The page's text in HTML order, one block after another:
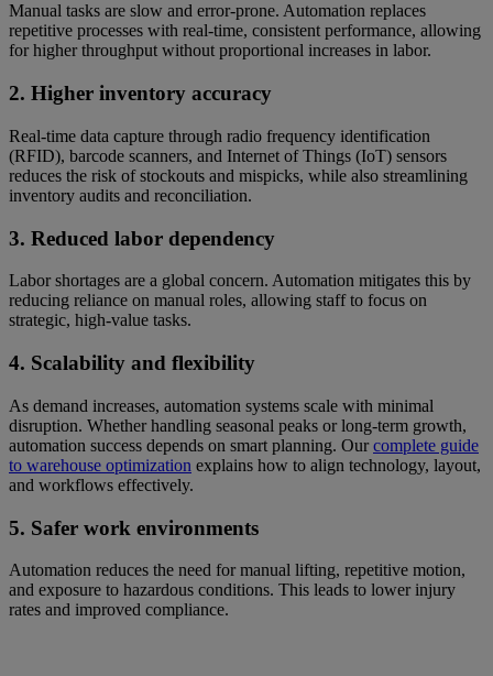
Manual tasks are slow and error-prone. Automation replaces
repetitive processes with real-time, consistent performance, allowing
for higher throughput without proportional increases in labor.
2. Higher inventory accuracy
Real-time data capture through radio frequency identification
(RFID), barcode scanners, and Internet of Things (IoT) sensors
reduces the risk of stockouts and mispicks, while also streamlining
inventory audits and reconciliation.
3. Reduced labor dependency
Labor shortages are a global concern. Automation mitigates this by
reducing reliance on manual roles, allowing staff to focus on
strategic, high-value tasks.
4. Scalability and flexibility
As demand increases, automation systems scale with minimal
disruption. Whether handling seasonal peaks or long-term growth,
automation success depends on smart planning. Ourcomplete guide
to warehouse optimization explains how to align technology, layout,
and workflows effectively.
5. Safer work environments
Automation reduces the need for manual lifting, repetitive motion,
and exposure to hazardous conditions. This leads to lower injury
rates and improved compliance.